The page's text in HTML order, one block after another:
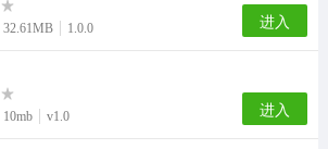
32.61MB 1.0.0 进入
10mb v1.0 进入